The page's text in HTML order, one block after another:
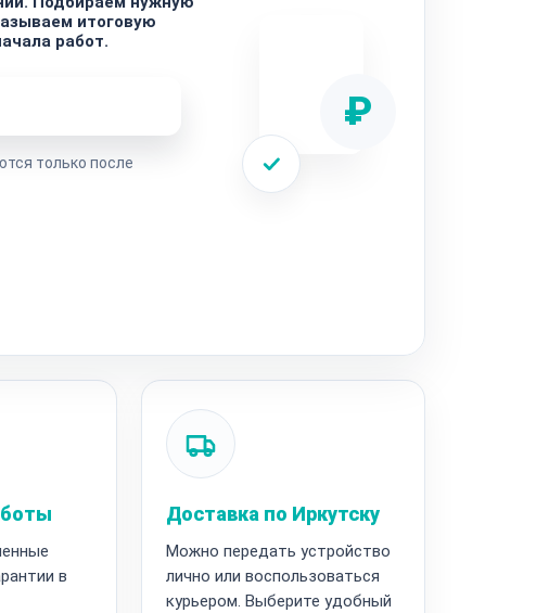
итоговую
работ.
только после
₽
в
Доставка по Иркутску
Можно передать устройство
лично или воспользоваться
курьером. Выберите удобный